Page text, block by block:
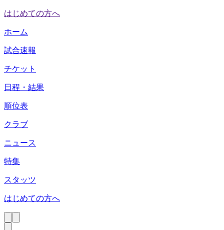
はじめての方へ
ホーム
試合速報
チケット
日程・結果
順位表
クラブ
ニュース
特集
スタッツ
はじめての方へ